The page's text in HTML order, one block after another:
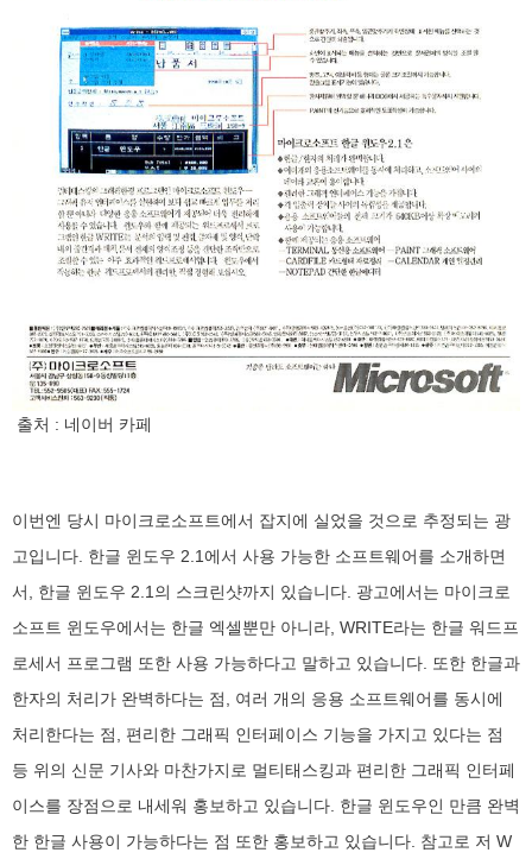
출처 : 네이버 카페
이번엔 당시 마이크로소프트에서 잡지에 실었을 것으로 추정되는 광
고입니다. 한글 윈도우 2.1에서 사용 가능한 소프트웨어를 소개하면
서, 한글 윈도우 2.1의 스크린샷까지 있습니다. 광고에서는 마이크로
소프트 윈도우에서는 한글 엑셀뿐만 아니라, WRITE라는 한글 워드프
로세서 프로그램 또한 사용 가능하다고 말하고 있습니다. 또한 한글과
한자의 처리가 완벽하다는 점, 여러 개의 응용 소프트웨어를 동시에
처리한다는 점, 편리한 그래픽 인터페이스 기능을 가지고 있다는 점
등 위의 신문 기사와 마찬가지로 멀티태스킹과 편리한 그래픽 인터페
이스를 장점으로 내세워 홍보하고 있습니다. 한글 윈도우인 만큼 완벽
한 한글 사용이 가능하다는 점 또한 홍보하고 있습니다. 참고로 저 W